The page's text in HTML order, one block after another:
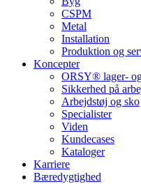
CSPM
Metal
Installation
Produktion og
Koncepter
ORSY® lager-
Sikkerhed på
Arbejdstøj og sko
Specialister
Viden
Kundecases
Kataloger
Karriere
Bæredygtighed